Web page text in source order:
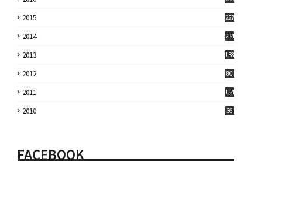
2015 227
2014 234
2013 138
2012 86
2011 154
2010 36
FACEBOOK